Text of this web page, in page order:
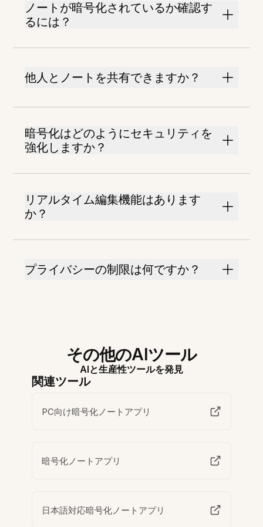
ノートが暗号化されているか確認す
るには？
他人とノートを共有できますか？
暗号化はどのようにセキュリティを
強化しますか？
リアルタイム編集機能はあります
か？
プライバシーの制限は何ですか？
その他のAIツール
AIと生産性ツールを発見
関連ツール
PC向け暗号化ノートアプリ
暗号化ノートアプリ
日本語対応暗号化ノートアプリ